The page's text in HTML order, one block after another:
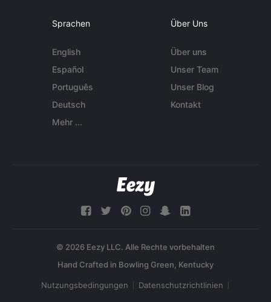
Sprachen
English
Español
Português
Deutsch
Mehr ...
Über Uns
Über uns
Unser Team
Unser Blog
Kontakt
© 2026 Eezy LLC. Alle Rechte vorbehalten
Nutzungsbedingungen Datenschutzrichtlinien